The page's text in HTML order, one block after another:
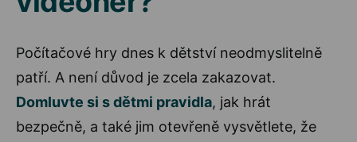
Počítačové hry dnes k dětství neodmyslitelně
patří. A není důvod je zcela zakazovat.
Domluvte si s dětmi pravidla, jak hrát
bezpečně, a také jim otevřeně vysvětlete, že